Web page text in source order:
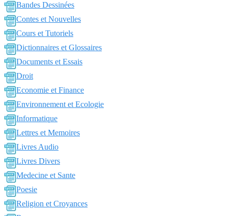
Bandes Dessinées
Contes et Nouvelles
Cours et Tutoriels
Dictionnaires et Glossaires
Documents et Essais
Droit
Economie et Finance
Environnement et Ecologie
Informatique
Lettres et Memoires
Livres Audio
Livres Divers
Medecine et Sante
Poesie
Religion et Croyances